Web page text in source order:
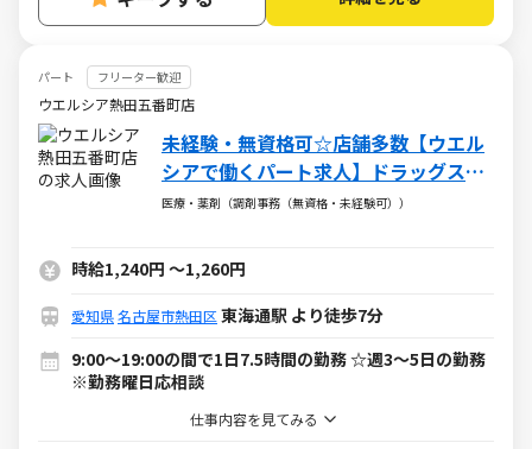
パート フリーター歓迎
ウエルシア熱田五番町店
未経験・無資格可☆店舗多数【ウエル
シアで働くパート求人】ドラッグスト
アの調剤事務
医療・薬剤（調剤事務（無資格・未経験可））
時給1,240円 ～1,260円
愛知県名古屋市熱田区 東海通駅 より徒歩7分
9:00～19:00の間で1日7.5時間の勤務 ☆週3～5日の勤務
※勤務曜日応相談
仕事内容を見てみる